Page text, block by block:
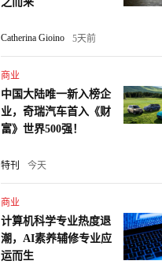
Catherina Gioino 5天前
商业
中国大陆唯一新入榜企
业，奇瑞汽车首入《财
富》世界500强！
特刊 今天
商业
计算机科学专业热度退
潮，AI素养辅修专业应
运而生